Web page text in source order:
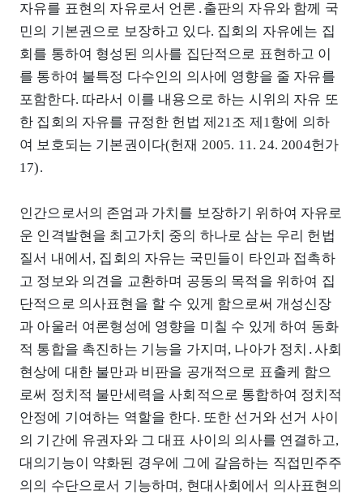
자유를 표현의 자유로서 언론․출판의 자유와 함께 국
민의 기본권으로 보장하고 있다. 집회의 자유에는 집
회를 통하여 형성된 의사를 집단적으로 표현하고 이
를 통하여 불특정 다수인의 의사에 영향을 줄 자유를
포함한다. 따라서 이를 내용으로 하는 시위의 자유 또
한 집회의 자유를 규정한 헌법 제21조 제1항에 의하
여 보호되는 기본권이다(헌재 2005. 11. 24. 2004헌가
17).
인간으로서의 존엄과 가치를 보장하기 위하여 자유로
운 인격발현을 최고가치 중의 하나로 삼는 우리 헌법
질서 내에서, 집회의 자유는 국민들이 타인과 접촉하
고 정보와 의견을 교환하며 공동의 목적을 위하여 집
단적으로 의사표현을 할 수 있게 함으로써 개성신장
과 아울러 여론형성에 영향을 미칠 수 있게 하여 동화
적 통합을 촉진하는 기능을 가지며, 나아가 정치․사회
현상에 대한 불만과 비판을 공개적으로 표출케 함으
로써 정치적 불만세력을 사회적으로 통합하여 정치적
안정에 기여하는 역할을 한다. 또한 선거와 선거 사이
의 기간에 유권자와 그 대표 사이의 의사를 연결하고,
대의기능이 약화된 경우에 그에 갈음하는 직접민주주
의의 수단으로서 기능하며, 현대사회에서 의사표현의